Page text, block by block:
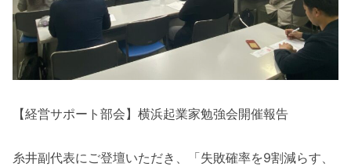
【経営サポート部会】横浜起業家勉強会開催報告
糸井副代表にご登壇いただき、「失敗確率を9割減らす、